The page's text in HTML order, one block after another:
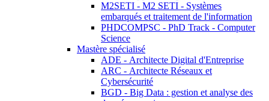
M2SETI - M2 SETI - Systèmes
embarqués et traitement de l'information
PHDCOMPSC - PhD Track - Computer
Science
Mastère spécialisé
ADE - Architecte Digital d'Entreprise
ARC - Architecte Réseaux et
Cybersécurité
BGD - Big Data : gestion et analyse des